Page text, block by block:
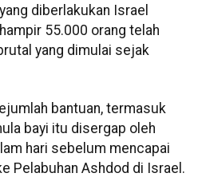
diberlakukan Israel
55.000 orang telah
yang dimulai sejak
bantuan, termasuk
bayi itu disergap oleh
hari sebelum mencapai
Pelabuhan Ashdod di Israel.